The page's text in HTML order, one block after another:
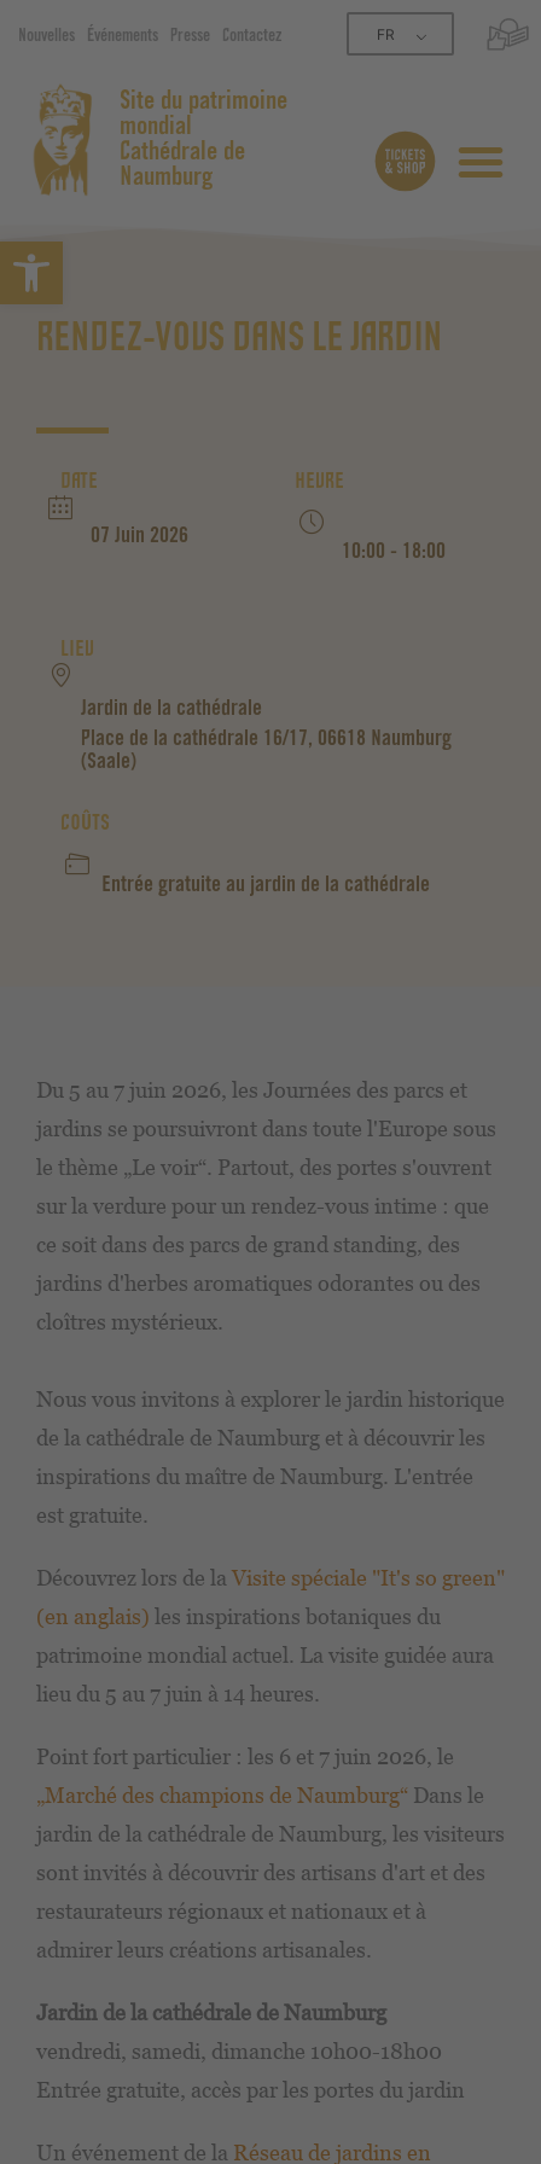
Ouvrir la barre d’outils
Nouvelles Événements Presse Contactez FR
Site du patrimoine
mondial
Cathédrale de
Naumburg
RENDEZ-VOUS DANS LE JARDIN
DATE
07 Juin 2026
HEURE
10:00 - 18:00
LIEU
Jardin de la cathédrale
Place de la cathédrale 16/17, 06618 Naumburg
(Saale)
COÛTS
Entrée gratuite au jardin de la cathédrale
Du 5 au 7 juin 2026, les Journées des parcs et
jardins se poursuivront dans toute l'Europe sous
le thème „Le voir“. Partout, des portes s'ouvrent
sur la verdure pour un rendez-vous intime : que
ce soit dans des parcs de grand standing, des
jardins d'herbes aromatiques odorantes ou des
cloîtres mystérieux.
Nous vous invitons à explorer le jardin historique
de la cathédrale de Naumburg et à découvrir les
inspirations du maître de Naumburg. L'entrée
est gratuite.
Découvrez lors de laVisite spéciale "It's so green"
(en anglais) les inspirations botaniques du
patrimoine mondial actuel. La visite guidée aura
lieu du 5 au 7 juin à 14 heures.
Point fort particulier : les 6 et 7 juin 2026, le
„Marché des champions de Naumburg“ Dans le
jardin de la cathédrale de Naumburg, les visiteurs
sont invités à découvrir des artisans d'art et des
restaurateurs régionaux et nationaux et à
admirer leurs créations artisanales.
Jardin de la cathédrale de Naumburg
vendredi, samedi, dimanche 10h00-18h00
Entrée gratuite, accès par les portes du jardin
Un événement de la Réseau de jardins en